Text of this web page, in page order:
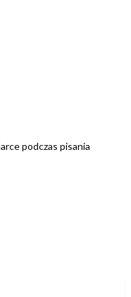
podczas pisania